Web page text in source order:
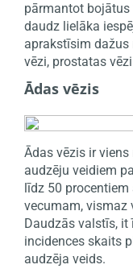
pārmantot
daudz lielāka
aprakstīsim dažus
vēzi, prostatas
Ādas vēzis
Ādas vēzis ir
audzēju veidiem
līdz 50
vecumam, vismaz
Daudzās valstīs,
incidences skaits
audzēja veids.